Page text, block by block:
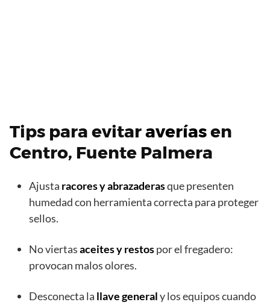
Tips para evitaraveríasen
Centro, Fuente Palmera
Ajusta racores y abrazaderasque presenten
humedad con herramienta correcta para proteger
sellos.
No viertasaceites y restospor el fregadero:
provocan malos olores.
Desconecta la llave generaly los equipos cuando